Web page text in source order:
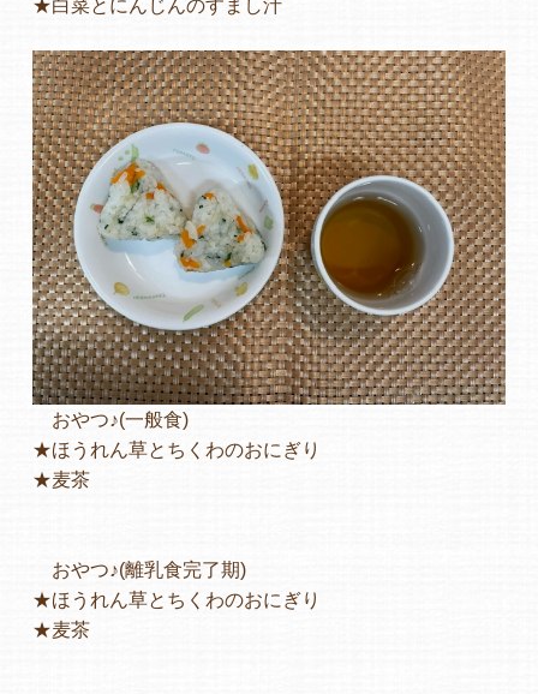
★白菜とにんじんのすまし汁
おやつ♪(一般食)
★ほうれん草とちくわのおにぎり
★麦茶
おやつ♪(離乳食完了期)
★ほうれん草とちくわのおにぎり
★麦茶